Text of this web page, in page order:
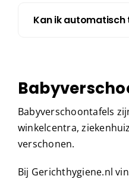
Kan ik automatisch
Babyverschoontafels
winkelcentra,
verschonen.
Bij Gerichthygiene.nl